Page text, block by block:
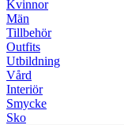
Kvinnor
Män
Tillbehör
Outfits
Utbildning
Vård
Interiör
Smycke
Sko